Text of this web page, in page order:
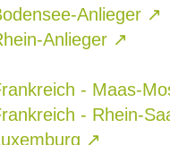
Anlieger ↗
Anlieger ↗
- Maas-
- Rhein-
↗